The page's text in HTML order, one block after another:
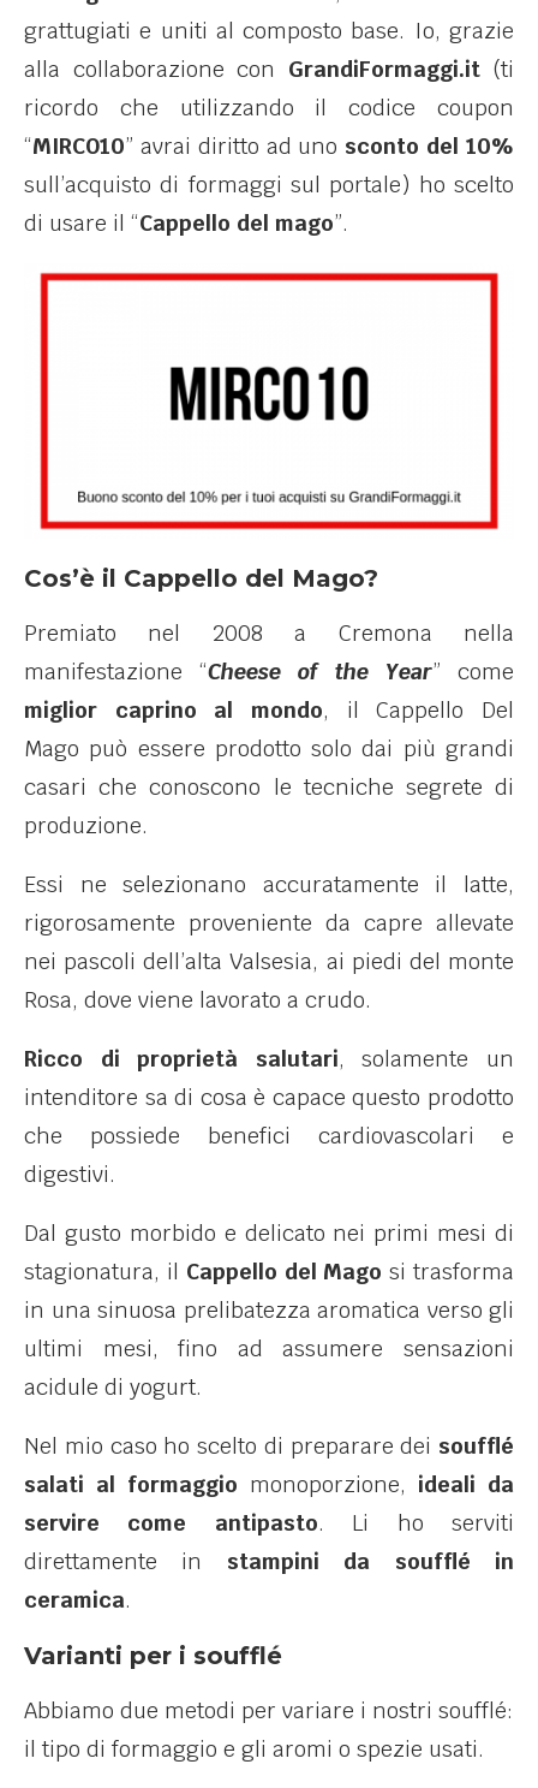
grattugiati e uniti al composto base. Io, grazie
alla collaborazione con GrandiFormaggi.it(ti
ricordo che utilizzando il codice coupon
“MIRCO10” avrai diritto ad uno sconto del 10%
sull’acquisto di formaggi sul portale) ho scelto
di usare il “Cappello del mago”.
Cos’è il Cappello del Mago?
Premiato nel 2008 a Cremona nella
manifestazione “Cheese of the Year” come
miglior caprino al mondo, il Cappello Del
Mago può essere prodotto solo dai più grandi
casari che conoscono le tecniche segrete di
produzione.
Essi ne selezionano accuratamente il latte,
rigorosamente proveniente da capre allevate
nei pascoli dell’alta Valsesia, ai piedi del monte
Rosa, dove viene lavorato a crudo.
Ricco di proprietà salutari, solamente un
intenditore sa di cosa è capace questo prodotto
che possiede benefici cardiovascolari e
digestivi.
Dal gusto morbido e delicato nei primi mesi di
stagionatura, il Cappello del Mago si trasforma
in una sinuosa prelibatezza aromatica verso gli
ultimi mesi, fino ad assumere sensazioni
acidule di yogurt.
Nel mio caso ho scelto di preparare dei soufflé
salati al formaggio monoporzione, ideali da
servire come antipasto. Li ho serviti
direttamente in stampini da soufflé in
ceramica.
Varianti per i soufflé
Abbiamo due metodi per variare i nostri soufflé:
il tipo di formaggio e gli aromi o spezie usati.